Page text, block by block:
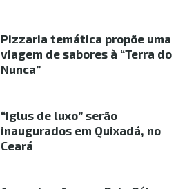
Pizzaria temática propõe uma
viagem de sabores à “Terra do
Nunca”
“Iglus de luxo” serão
inaugurados em Quixadá, no
Ceará